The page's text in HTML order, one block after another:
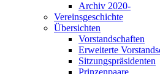
Archiv 2020-
Vereinsgeschichte
Übersichten
Vorstandschaften
Erweiterte
Sitzungspräsidenten